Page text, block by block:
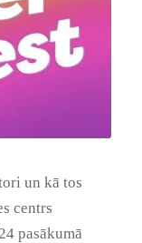
un kā tos
centrs
pasākumā